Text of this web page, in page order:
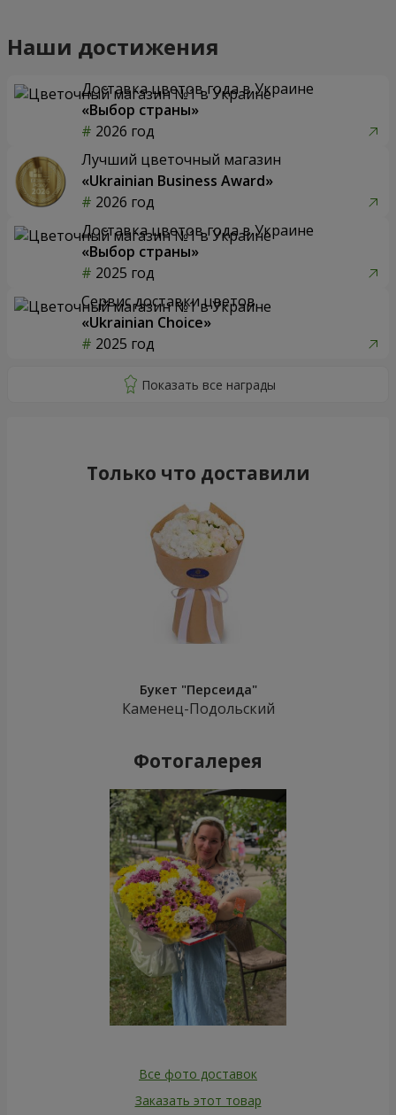
Наши достижения
Доставка цветов года в Украине
«Выбор страны»
2026 год
Лучший цветочный магазин
«Ukrainian Business Award»
2026 год
Доставка цветов года в Украине
«Выбор страны»
2025 год
Сервис доставки цветов
«Ukrainian Choice»
2025 год
Только что доставили
Букет "Персеида"
Каменец-Подольский
Фотогалерея
Все фото доставок
Заказать этот товар